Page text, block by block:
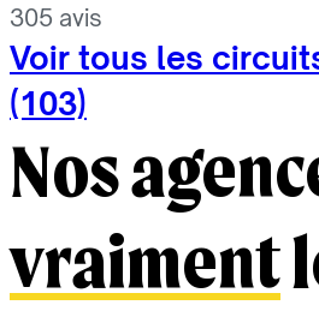
305 avis
Voir tous les
(103)
Nos
vraiment